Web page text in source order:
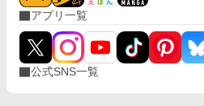
アプリ一覧
公式SNS一覧